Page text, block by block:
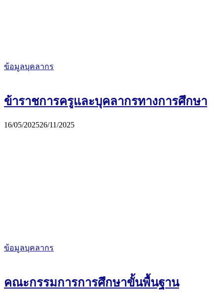
ข้อมูลบุคลากร
ข้าราชการครูและบุคลากรทางการศึกษา
16/05/202526/11/2025
ข้อมูลบุคลากร
คณะกรรมการการศึกษาขั้นพื้นฐาน